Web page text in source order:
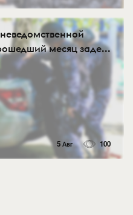
месяц заде...
5 Авг 100